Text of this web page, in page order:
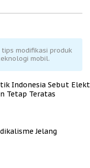
modifikasi produk
mobil.
Indonesia Sebut
Tetap Teratas
Jelang